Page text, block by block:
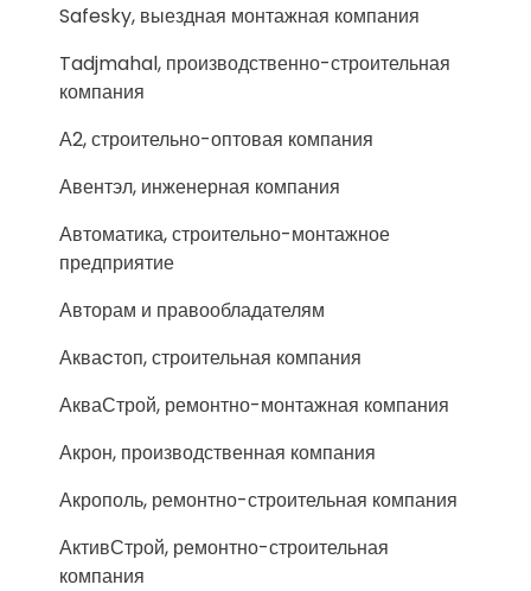
Safesky, выездная монтажная компания
Tadjmahal, производственно-строительная
компания
А2, строительно-оптовая компания
Авентэл, инженерная компания
Автоматика, строительно-монтажное
предприятие
Авторам и правообладателям
Акваcтоп, строительная компания
АкваСтрой, ремонтно-монтажная компания
Акрон, производственная компания
Акрополь, ремонтно-строительная компания
АктивСтрой, ремонтно-строительная
компания